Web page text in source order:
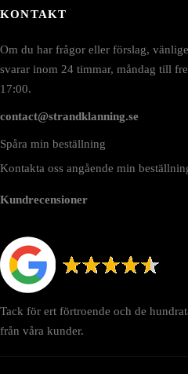
KONTAKT
Om du har frågor eller förslag,
svarar inom 24 timmar, måndag till
17:00.
contact@strandklanning.se
Spåra min beställning
Kontakta oss angående min
Kundrecensioner
Tack för ert förtroende och de
från våra kunder.